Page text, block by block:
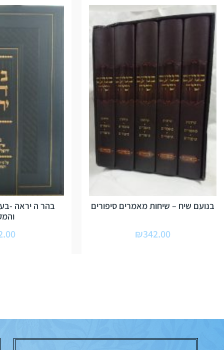
בנועם שיח – שיחות מאמרים סיפורים
₪342.00
בהר ה יראה -